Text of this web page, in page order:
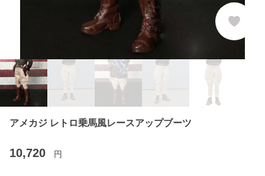
アメカジ レトロ乗馬風レースアップブーツ
10,720 円